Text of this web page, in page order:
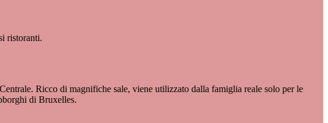
ristoranti.
Ricco di magnifiche sale, viene utilizzato dalla famiglia reale solo per le
di Bruxelles.